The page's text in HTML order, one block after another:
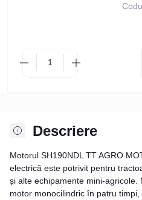
Descriere
Motorul SH190NDL TT AGRO
electrică este potrivit pentru
și alte echipamente mini-agricole.
motor monocilindric în patru timpi,